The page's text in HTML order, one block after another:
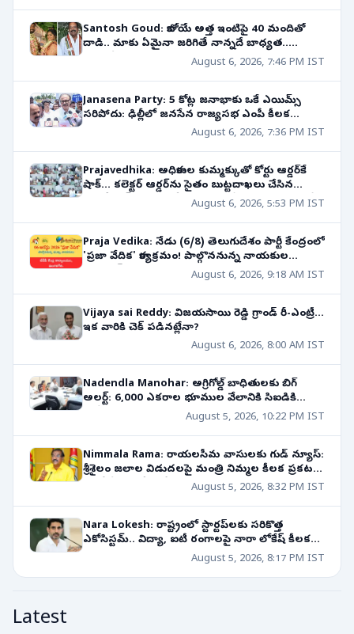
Santosh Goud: కాబోయే అత్త ఇంటిపై 40 మందితో
దాడి.. మాకు ఏమైనా జరిగితే నాన్నదే బాధ్యత..
ఎమ్మెల్యే కుమారుడి సంచలన వ్యాఖ్యలుAugust 6, 2026, 7:46 PM IST
Janasena Party: 5 కోట్ల జనాభాకు ఒకే ఎయిమ్స్
సరిపోదు: ఢిల్లీలో జనసేన రాజ్యసభ ఎంపీ కీలక
August 6, 2026, 7:36 PM IST
Prajavedhika: అధికారుల కుమ్మక్కుతో కోర్టు ఆర్డర్‌కే
షాక్... కలెక్టర్ ఆర్డర్‌ను సైతం బుట్టదాఖలు చేసిన
తహసీల్దార్! సొంత తోడబుట్టినవాడే శత్రువుగా మారితే?
August 6, 2026, 5:53 PM IST
Praja Vedika: నేడు (6/8) తెలుగుదేశం పార్టీ కేంద్రంలో
'ప్రజా వేదిక' కార్యక్రమం! పాల్గొననున్న నాయకుల
August 6, 2026, 9:18 AM IST
Vijaya sai Reddy: విజయసాయి రెడ్డి గ్రాండ్ రీ-ఎంట్రీ...
ఇక వారికి చెక్ పడినట్లేనా?
August 6, 2026, 8:00 AM IST
Nadendla Manohar: అగ్రిగోల్డ్ బాధితులకు బిగ్
అలర్ట్: 6,000 ఎకరాల భూముల వేలానికి సిఐడికి
August 5, 2026, 10:22 PM IST
Nimmala Rama: రాయలసీమ వాసులకు గుడ్ న్యూస్:
శ్రీశైలం జలాల విడుదలపై మంత్రి నిమ్మల కీలక ప్రకటన!
August 5, 2026, 8:32 PM IST
Nara Lokesh: రాష్ట్రంలో స్టార్టప్‌లకు సరికొత్త
ఎకోసిస్టమ్.. విద్యా, ఐటీ రంగాలపై నారా లోకేష్ కీలక
August 5, 2026, 8:17 PM IST
Latest